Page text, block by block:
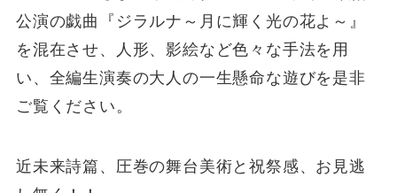
公演の戯曲『ジラルナ～月に輝く光の花よ～』
を混在させ、人形、影絵など色々な手法を用
い、全編生演奏の大人の一生懸命な遊びを是非
ご覧ください。
近未来詩篇、圧巻の舞台美術と祝祭感、お見逃